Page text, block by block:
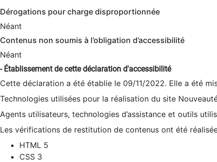
Dérogations pour charge disproportionnée
Néant
Contenus non soumis à l’obligation d’accessibilité
Néant
- Établissement de cette déclaration d'accessibilité
Cette déclaration a été établie le 09/11/2022. Elle a été
Technologies utilisées pour la réalisation du site
Agents utilisateurs, technologies d’assistance et outils
Les vérifications de restitution de contenus ont été
HTML 5
CSS 3